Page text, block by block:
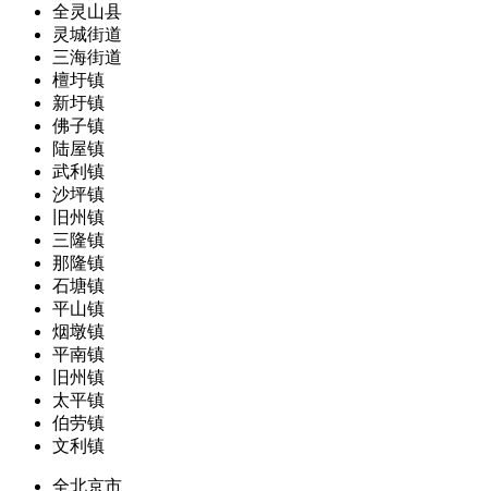
全灵山县
灵城街道
三海街道
檀圩镇
新圩镇
佛子镇
陆屋镇
武利镇
沙坪镇
旧州镇
三隆镇
那隆镇
石塘镇
平山镇
烟墩镇
平南镇
旧州镇
太平镇
伯劳镇
文利镇
全北京市